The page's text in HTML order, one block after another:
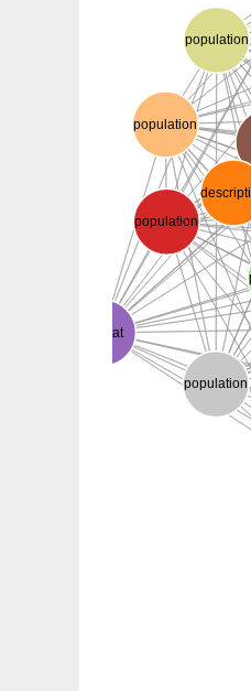
population
population
population
population
habitat